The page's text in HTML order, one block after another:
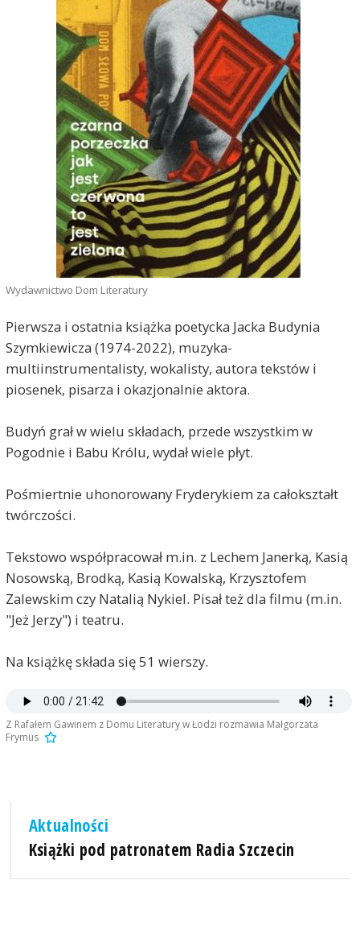
Wydawnictwo Dom Literatury
Pierwsza i ostatnia książka poetycka Jacka Budynia
Szymkiewicza (1974-2022), muzyka-
multiinstrumentalisty, wokalisty, autora tekstów i
piosenek, pisarza i okazjonalnie aktora.
Budyń grał w wielu składach, przede wszystkim w
Pogodnie i Babu Królu, wydał wiele płyt.
Pośmiertnie uhonorowany Fryderykiem za całokształt
twórczości.
Tekstowo współpracował m.in. z Lechem Janerką, Kasią
Nosowską, Brodką, Kasią Kowalską, Krzysztofem
Zalewskim czy Natalią Nykiel. Pisał też dla filmu (m.in.
"Jeż Jerzy") i teatru.
Na książkę składa się 51 wierszy.
Z Rafałem Gawinem z Domu Literatury w Łodzi rozmawia Małgorzata
Frymus
Aktualności
Książki pod patronatem Radia Szczecin